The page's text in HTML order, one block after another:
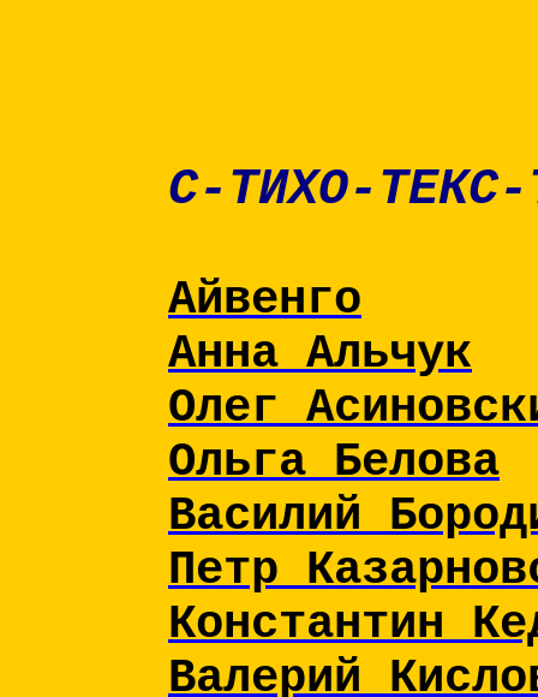
С-ТИХО-
Айвенго
Анна Альчук
Олег
Ольга Белова
Василий
Петр
Константин
Валерий